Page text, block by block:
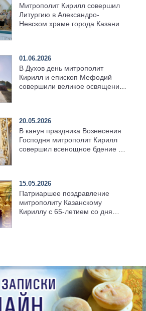
Митрополит Кирилл совершил
Литургию в Александро-
Невском храме города Казани
01.06.2026
В Духов день митрополит
Кирилл и епископ Мефодий
совершили великое освящение
20.05.2026
В канун праздника Вознесения
Господня митрополит Кирилл
совершил всенощное бдение в
15.05.2026
Патриаршее поздравление
митрополиту Казанскому
Кириллу с 65-летием со дня